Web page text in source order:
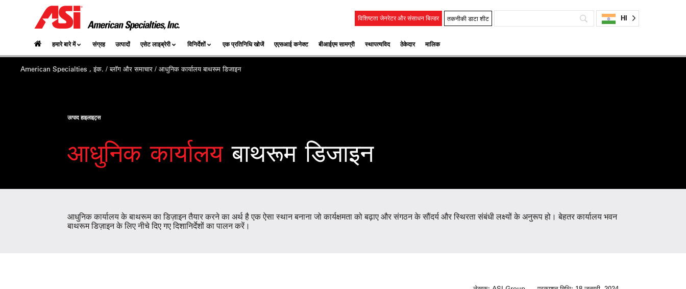
विशिष्टता जेनरेटर और संसाधन बिल्डर तकनीकी डाटा शीट HI
हमारे बारे में संग्रह उत्पादों एसेट लाइब्रेरी विनिर्देशों एक प्रतिनिधि खोजें एएसआई कनेक्ट बीआईएम सामग्री स्‍थापत्‍यविद ठेकेदार मालिक
American Specialties , इंक. /ब्लॉग और समाचार / आधुनिक कार्यालयबाथरूम डिजाइन
उत्पाद हाइलाइट्स
आधुनिक कार्यालयबाथरूम डिजाइन
आधुनिक कार्यालय के बाथरूम का डिज़ाइन तैयार करने का अर्थ है एक ऐसा स्थान बनाना जो कार्यक्षमता को बढ़ाए और संगठन के सौंदर्य और स्थिरता संबंधी लक्ष्यों के अनुरूप हो। बेहतर कार्यालय भवन
बाथरूम डिज़ाइन के लिए नीचे दिए गए दिशानिर्देशों का पालन करें।